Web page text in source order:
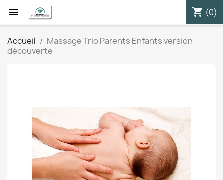
 shopping_cart (0)
Accueil
Massage Trio Parents Enfants version
découverte